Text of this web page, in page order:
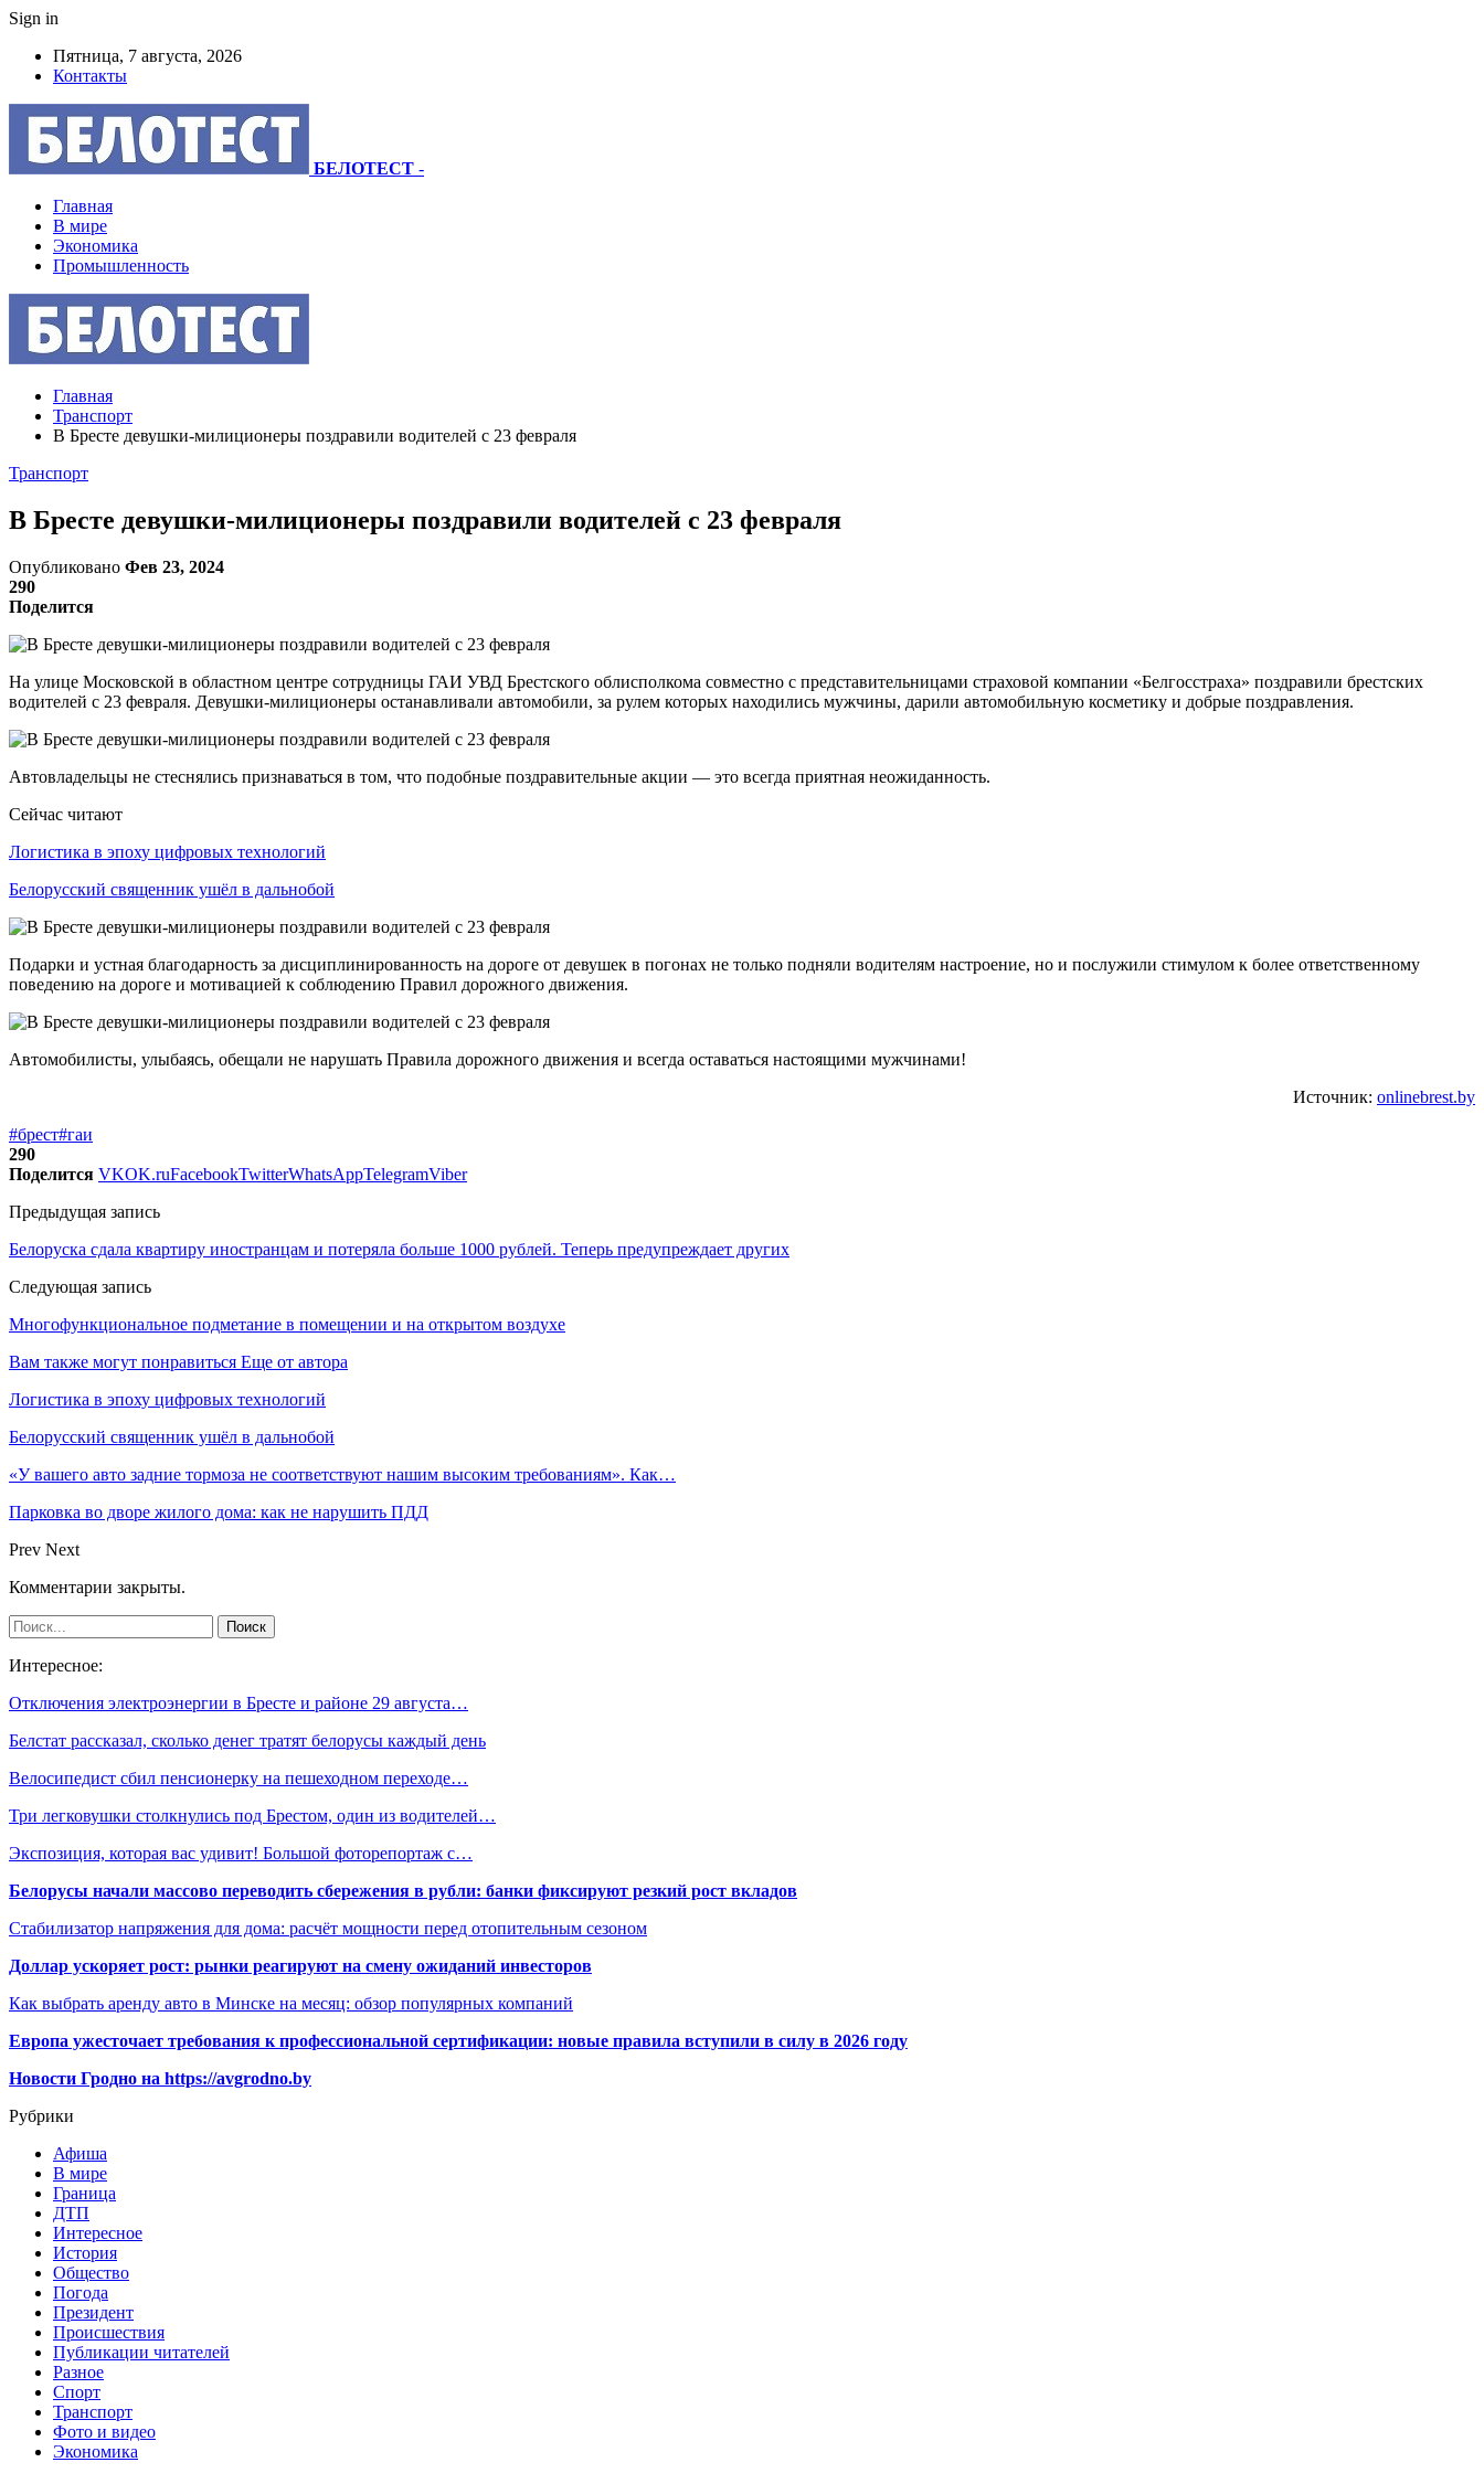
Sign in
Пятница, 7 августа, 2026
Контакты
БЕЛОТЕСТ -
Главная
В мире
Экономика
Промышленность
Главная
Транспорт
В Бресте девушки-милиционеры поздравили водителей с 23 февраля
Транспорт
В Бресте девушки-милиционеры поздравили водителей с 23 февраля
Опубликовано Фев 23, 2024
290
Поделится
На улице Московской в областном центре сотрудницы ГАИ УВД Брестского облисполкома совместно с представительницами страховой компании «Белгосстраха» поздравили брестских
водителей с 23 февраля. Девушки-милиционеры останавливали автомобили, за рулем которых находились мужчины, дарили автомобильную косметику и добрые поздравления.
Автовладельцы не стеснялись признаваться в том, что подобные поздравительные акции — это всегда приятная неожиданность.
Сейчас читают
Логистика в эпоху цифровых технологий
Белорусский священник ушёл в дальнобой
Подарки и устная благодарность за дисциплинированность на дороге от девушек в погонах не только подняли водителям настроение, но и послужили стимулом к более ответственному
поведению на дороге и мотивацией к соблюдению Правил дорожного движения.
Автомобилисты, улыбаясь, обещали не нарушать Правила дорожного движения и всегда оставаться настоящими мужчинами!
Источник: onlinebrest.by
#брест#гаи
290
Поделится VKOK.ruFacebookTwitterWhatsAppTelegramViber
Предыдущая запись
Белоруска сдала квартиру иностранцам и потеряла больше 1000 рублей. Теперь предупреждает других
Следующая запись
Многофункциональное подметание в помещении и на открытом воздухе
Вам также могут понравиться Еще от автора
Логистика в эпоху цифровых технологий
Белорусский священник ушёл в дальнобой
«У вашего авто задние тормоза не соответствуют нашим высоким требованиям». Как…
Парковка во дворе жилого дома: как не нарушить ПДД
Prev Next
Комментарии закрыты.
Интересное:
Отключения электроэнергии в Бресте и районе 29 августа…
Белстат рассказал, сколько денег тратят белорусы каждый день
Велосипедист сбил пенсионерку на пешеходном переходе…
Три легковушки столкнулись под Брестом, один из водителей…
Экспозиция, которая вас удивит! Большой фоторепортаж с…
Белорусы начали массово переводить сбережения в рубли: банки фиксируют резкий рост вкладов
Стабилизатор напряжения для дома: расчёт мощности перед отопительным сезоном
Доллар ускоряет рост: рынки реагируют на смену ожиданий инвесторов
Как выбрать аренду авто в Минске на месяц: обзор популярных компаний
Европа ужесточает требования к профессиональной сертификации: новые правила вступили в силу в 2026 году
Новости Гродно на https://avgrodno.by
Рубрики
Афиша
В мире
Граница
ДТП
Интересное
История
Общество
Погода
Президент
Происшествия
Публикации читателей
Разное
Спорт
Транспорт
Фото и видео
Экономика